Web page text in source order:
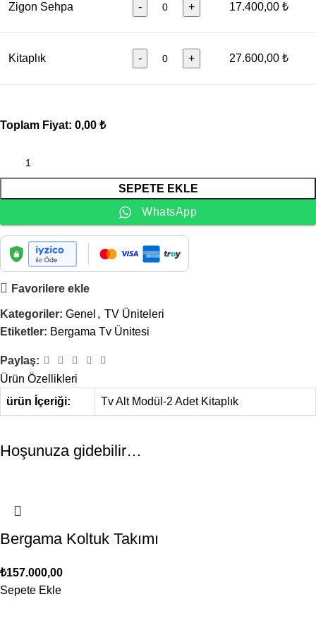
Zigon Sehpa - + 17.400,00 ₺
Kitaplık - + 27.600,00 ₺
Toplam Fiyat: 0,00 ₺
SEPETE EKLE
WhatsApp
Favorilere ekle
Kategoriler: Genel , TV Üniteleri
Etiketler: Bergama Tv Ünitesi
Paylaş:
Ürün Özellikleri
ürün İçeriği:
Tv Alt Modül-2 Adet Kitaplık
Hoşunuza gidebilir…
Bergama Koltuk Takımı
₺157.000,00
Sepete Ekle